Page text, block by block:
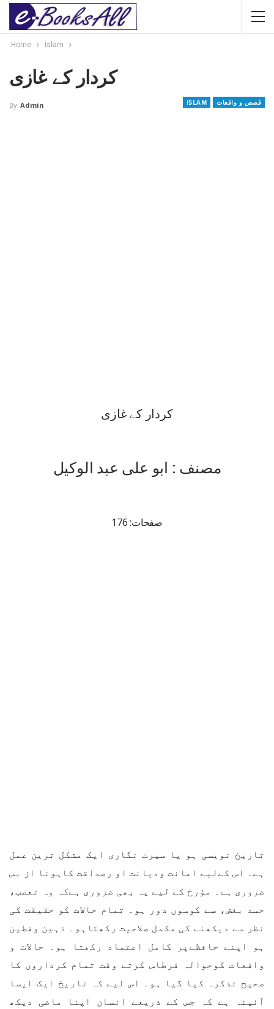
Home Islam
کردار کے غازی
ISLAM قصص و واقعات By Admin
کردار کے غازی
مصنف : ابو علی عبد الوکیل
صفحات: 176
تاریخ نویسی ہو یا سیرت نگاری ایک مشکل ترین عمل
ہے۔ اس کےلیے امانت ودیانت او رصداقت کاہونا از بس
ضروری ہے۔ مؤرخ کے لیے یہ بھی ضروری ہےکہ وہ تعصب،
حسد بغض، سے کوسوں دور ہو۔ تمام حالات کو حقیقت کی
نظر سے دیکھنے کی مکمل صلاحیت رکھتاہو۔ ذہین وفطین
ہو اپنے حافظےپر کامل اعتماد رکھتا ہو۔ حالات و
واقعات کوحوالہ قرطاس کرتے وقت تمام کرداروں کا
صحیح تذکرہ کیا گیا ہو۔ اس لیے کہ تاریخ ایک ایسا
آئینہ ہے کہ جس کے ذریعے انسان اپنا ماضی دیکھ